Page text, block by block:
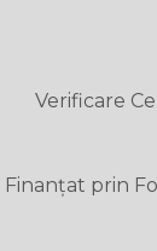
Verificare
Finanțat prin